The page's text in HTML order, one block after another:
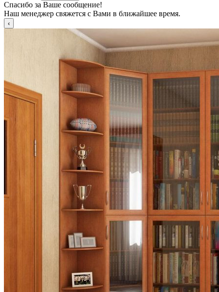
Спасибо за Ваше сообщение!
Наш менеджер свяжется с Вами в ближайшее время.